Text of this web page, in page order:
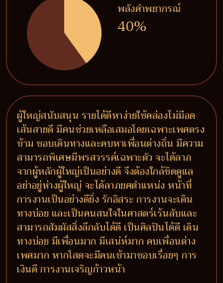
พลังคำพยากรณ์
40%
ผู้ใหญ่สนับสนุน รายได้ดีหาง่ายใช้คล่องไม่มีอด
เส้นสายดี มีคนช่วยเหลือเสมอโดยเฉพาะเพศตรง
ข้าม ชอบเดินทางและคบหาเพื่อนต่างถิ่น มีความ
สามารถพิเศษมีพรสวรรค์เฉพาะตัว จะได้ลาภ
จากผู้หลักผู้ใหญ่เป็นอย่างดี จึงต้องใกล้ชิดดูแล
อย่าอยู่ห่างผู้ใหญ่ จะได้ลาภยศตำแหน่ง หน้าที่
การงานเป็นอย่างดียิ่ง รักอิสระ การงานจะเดิน
ทางบ่อย และเป็นคนสนใจในศาสตร์เร้นลับและ
สามารถสัมผัสสิ่งลึกลับได้ดี เป็นศิลปินได้ดี เดิน
ทางบ่อย มีเพื่อนมาก มีเสน่ห์มาก คบเพื่อนต่าง
เพศมาก หากโสดจะมีคนเข้ามาชอบเรื่อยๆ การ
เงินดี การงานเจริญก้าวหน้า